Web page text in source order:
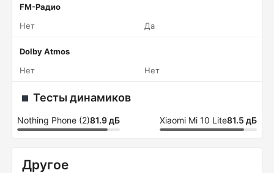
FM-Радио
Нет
Да
Dolby Atmos
Нет
Нет
Тесты динамиков
Nothing Phone (2)81.9 дБ Xiaomi Mi 10 Lite81.5 дБ
Другое